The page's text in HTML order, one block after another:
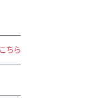
ちら